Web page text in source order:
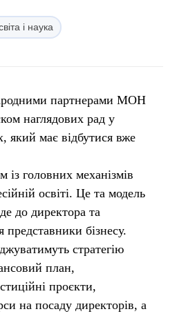
і наука
партнерами МОН
наглядових рад у
який має відбутися вже
із головних механізмів
освіті. Це та модель
до директора та
представники бізнесу.
стратегію
план,
проєкти,
на посаду директорів, а